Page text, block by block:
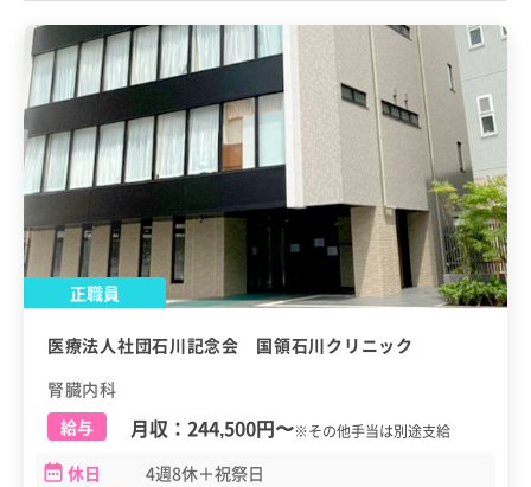
正職員
医療法人社団石川記念会 国領石川クリニック
腎臓内科
給与
月収： 244,500円〜※その他手当は別途支給
休日
4週8休＋祝祭日